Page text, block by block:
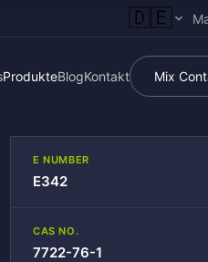
🇩🇪
ProdukteBlogKontakt Mix
E NUMBER
E342
CAS NO.
7722-76-1